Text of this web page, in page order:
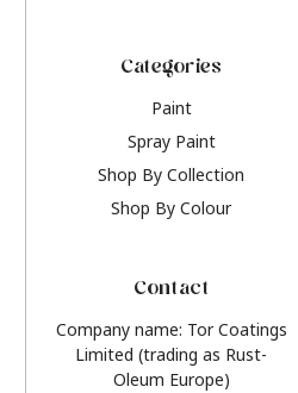
Categories
Paint
Spray Paint
Shop By Collection
Shop By Colour
Contact
Company name: Tor Coatings
Limited (trading as Rust-
Oleum Europe)